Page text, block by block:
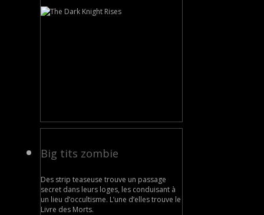
Big tits zombie
Des strip teaseuse trouve un passage
secret dans leurs loges, les conduisant à
un lieu d’occultisme. L’une d’elles trouve le
Livre des Morts.